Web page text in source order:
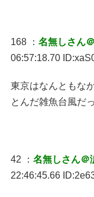
168 ： 名無しさん
06:57:18.70
東京はなんともな
とんだ雑魚台風だ
42 ： 名無しさん＠
22:46:45.66